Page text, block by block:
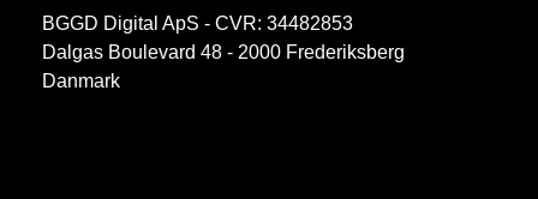
BGGD Digital ApS - CVR: 34482853
Dalgas Boulevard 48 - 2000 Frederiksberg
Danmark